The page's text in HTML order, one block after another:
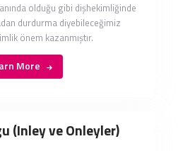
olduğu gibi dişhekimliğinde
durdurma diyebileceğimiz
önem kazanmıştır.
More
(Inley ve Onleyler)